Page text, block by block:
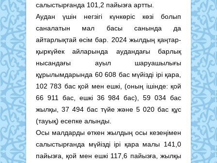
салыстырғанда 101,2 пайызға артты.
Аудан үшін негзігі күнкөріс көзі болып
саналатын мал басы санында да
айтарлықтай өсім бар. 2024 жылдың қаңтар-
қыркүйек айларында аудандағы барлық
нысандағы ауыл шаруашылығы
құрылымдарында 60 608 бас мүйізді ірі қара,
102 783 бас қой мен ешкі, (оның ішінде: қой
66 911 бас, ешкі 36 984 бас), 59 034 бас
жылқы, 37 494 бас түйе және 5 020 бас құс
(тауық) есепке алынды.
Осы малдарды өткен жылдың осы кезеңімен
салыстырғанда мүйізді ірі қара малы 141,0
пайызға, қой мен ешкі 117,6 пайызға, жылқы